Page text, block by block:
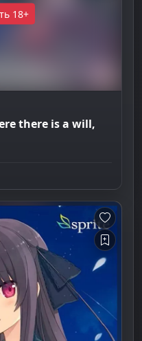
18+
there is a will,